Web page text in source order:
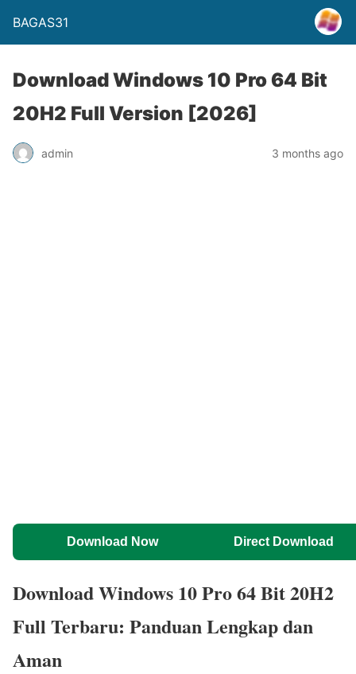
BAGAS31
Download Windows 10 Pro 64 Bit
20H2 Full Version [2026]
admin 3 months ago
Download Now Direct Download
Download Windows 10 Pro 64 Bit 20H2
Full Terbaru: Panduan Lengkap dan
Aman